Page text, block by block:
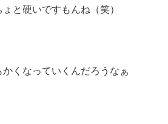
と硬いですもんね（笑）
くなっていくんだろうなぁ